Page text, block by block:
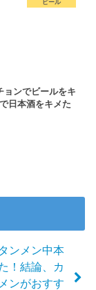
ビール
ンでビールをキ
日本酒をキメた
ンメン中本
！結論、カ
ンがおすす